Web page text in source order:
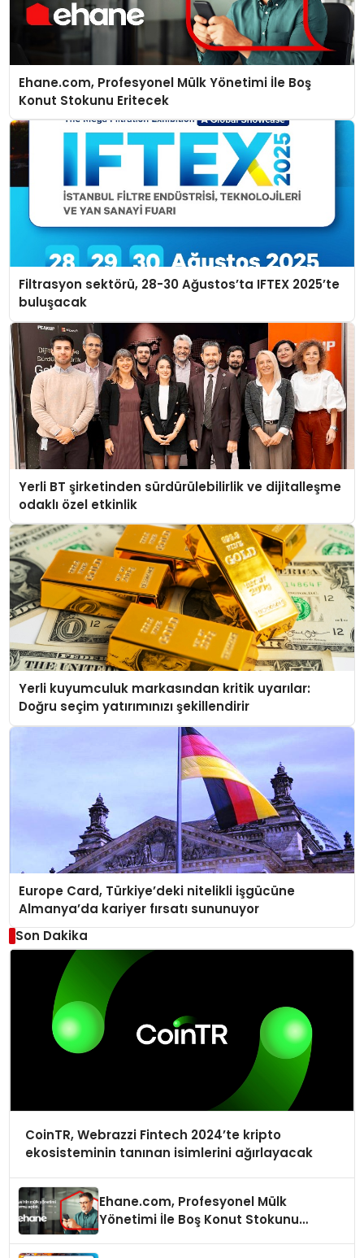
Ehane.com, Profesyonel Mülk Yönetimi İle Boş
Konut Stokunu Eritecek
Filtrasyon sektörü, 28-30 Ağustos’ta IFTEX 2025’te
buluşacak
Yerli BT şirketinden sürdürülebilirlik ve dijitalleşme
odaklı özel etkinlik
Yerli kuyumculuk markasından kritik uyarılar:
Doğru seçim yatırımınızı şekillendirir
Europe Card, Türkiye’deki nitelikli işgücüne
Almanya’da kariyer fırsatı sununuyor
Son Dakika
CoinTR, Webrazzi Fintech 2024’te kripto
ekosisteminin tanınan isimlerini ağırlayacak
Ehane.com, Profesyonel Mülk
Yönetimi İle Boş Konut Stokunu